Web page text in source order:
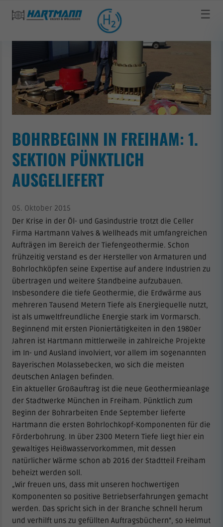
☰
BOHRBEGINN IN FREIHAM: 1.
SEKTION PÜNKTLICH
AUSGELIEFERT
05. Oktober 2015
Der Krise in der Öl- und Gasindustrie trotzt die Celler
Firma Hartmann Valves & Wellheads mit umfangreichen
Aufträgen im Bereich der Tiefengeothermie. Schon
frühzeitig verstand es der Hersteller von Armaturen und
Bohrlochköpfen seine Expertise auf andere Industrien zu
übertragen und weitere Standbeine aufzubauen.
Insbesondere die tiefe Geothermie, die Erdwärme aus
mehreren Tausend Metern Tiefe als Energiequelle nutzt,
ist als umweltfreundliche Energie stark im Vormarsch.
Beginnend mit ersten Pioniertätigkeiten in den 1980er
Jahren ist Hartmann mittlerweile in zahlreiche Projekte
im In- und Ausland involviert, vor allem im sogenannten
Bayerischen Molassebecken, wo sich die meisten
deutschen Anlagen befinden.
Ein aktueller Großauftrag ist die neue Geothermieanlage
der Stadtwerke München in Freiham. Pünktlich zum
Beginn der Bohrarbeiten Ende September lieferte
Hartmann die ersten Bohrlochkopf-Komponenten für die
Förderbohrung. In über 2300 Metern Tiefe liegt hier ein
gewaltiges Heißwasservorkommen, mit dessen
natürlicher Wärme schon ab 2016 der Stadtteil Freiham
beheizt werden soll.
„Wir freuen uns, dass mit unseren hochwertigen
Komponenten so positive Betriebserfahrungen gemacht
werden. Das spricht sich in der Branche schnell herum
und verhilft uns zu gefüllten Auftragsbüchern“, so Helmut